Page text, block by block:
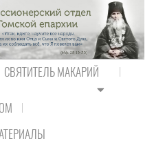
СВЯТИТЕЛЬ МАКАРИЙ